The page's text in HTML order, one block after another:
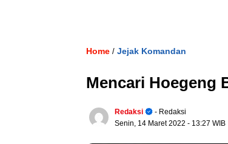
Home / Jejak Komandan
Mencari Hoegeng
Redaksi
- Redaksi
Senin, 14 Maret 2022 - 13:27 WIB